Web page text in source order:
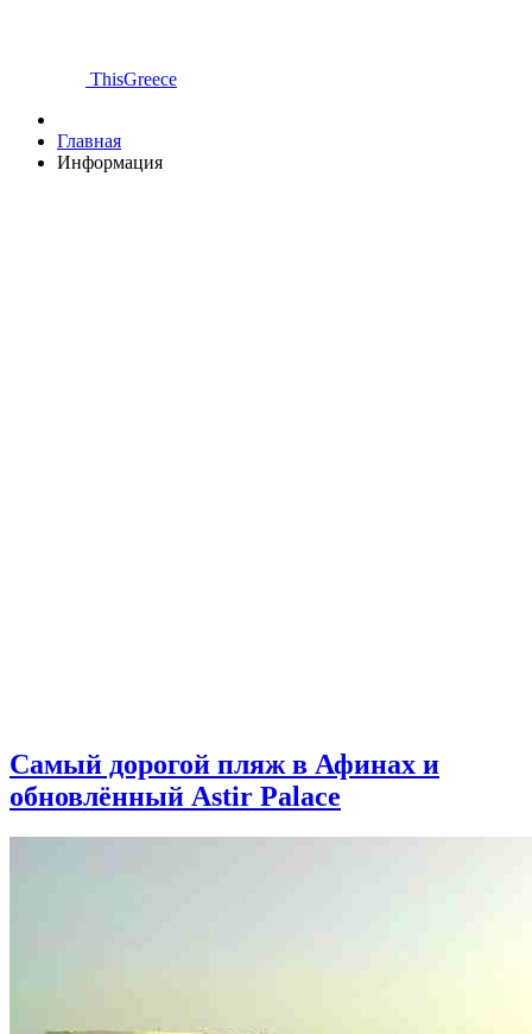
ThisGreece
Главная
Информация
Самый дорогой пляж в Афинах и
обновлённый Astir Palace